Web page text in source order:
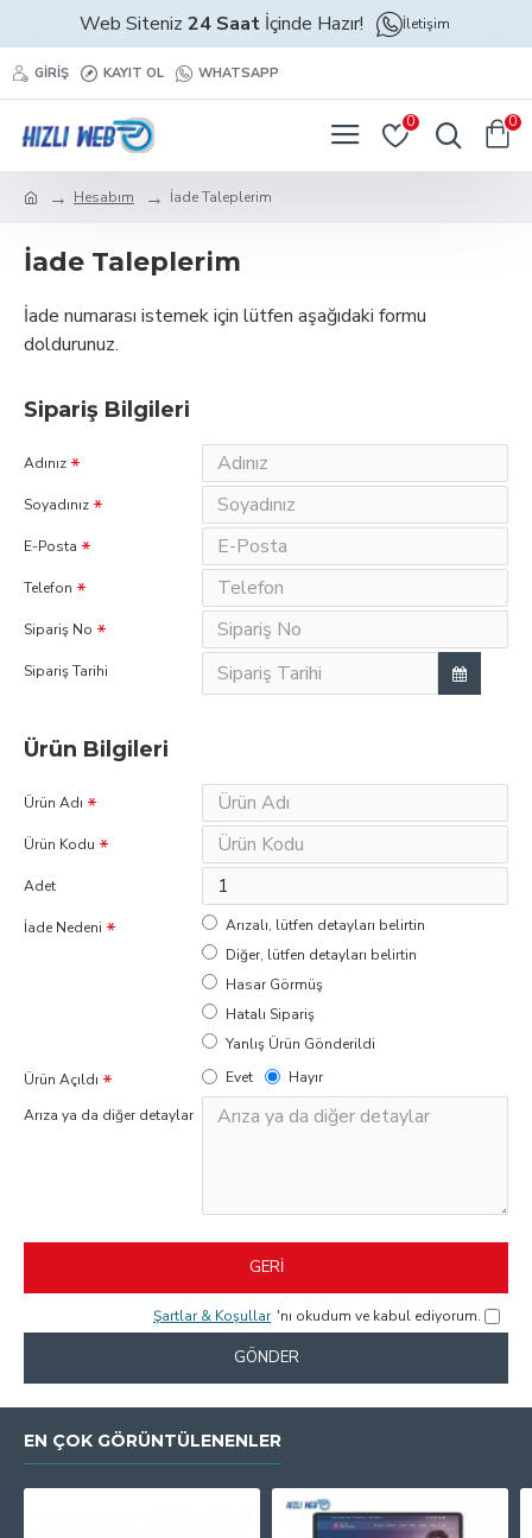
Web Siteniz 24 Saatİçinde Hazır! İletişim
GIRIŞ KAYIT OL WHATSAPP
0 0
Hesabım İade Taleplerim
İade Taleplerim
İade numarası istemek için lütfen aşağıdaki formu
doldurunuz.
Sipariş Bilgileri
Adınız
Soyadınız
E-Posta
Telefon
Sipariş No
Sipariş Tarihi
Ürün Bilgileri
Ürün Adı
Ürün Kodu
Adet
İade Nedeni
Arızalı, lütfen detayları belirtin
Diğer, lütfen detayları belirtin
Hasar Görmüş
Hatalı Sipariş
Yanlış Ürün Gönderildi
Ürün Açıldı
Evet Hayır
Arıza ya da diğer detaylar
GERI
Şartlar & Koşullar 'nı okudum ve kabul ediyorum.
GÖNDER
EN ÇOK GÖRÜNTÜLENENLER